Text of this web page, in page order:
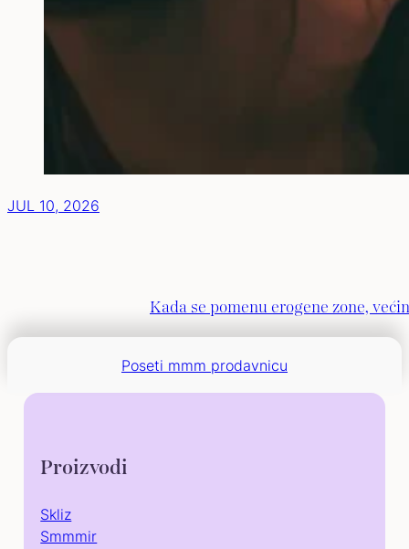
JUL 10, 2026
Kada se pomenu erogene zone,
Poseti mmm prodavnicu
Proizvodi
Skliz
Smmmir